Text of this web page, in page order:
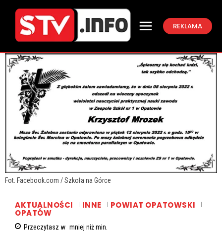
REKLAMA
Fot. Facebook.com / Szkoła na Górce
AKTUALNOŚCI INNE POWIAT OPATOWSKI
OPATÓW
Przeczytasz w mniej niżmin.